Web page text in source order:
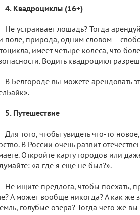
4. Квадроциклы (16+)
Не устраивает лошадь? Тогда
поле, природа, одним словом –
имеет четыре колеса, что
Водить квадроцикл
В Белгороде вы можете арендовать
5. Путешествие
Для того, чтобы увидеть что-то
В России очень развит
Откройте карту городов или
«а где я еще не был?».
Не ищите предлога, чтобы поехать,
А может вообще никогда? А как
голубые озера? Тогда чего же